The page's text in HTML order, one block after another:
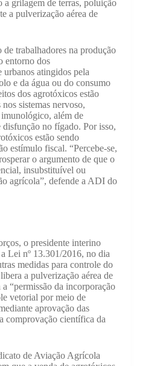
grilagem de terras, poluição
a pulverização aérea de
de trabalhadores na produção
entorno dos
urbanos atingidos pela
e da água ou do consumo
dos agrotóxicos estão
sistemas nervoso,
além de
disfunção no fígado. Por isso,
estão sendo
estímulo fiscal. “Percebe-se,
o argumento de que o
insubstituível ou
agrícola”, defende a ADI do
o presidente interino
Lei nº 13.301/2016, no dia
medidas para controle do
a pulverização aérea de
“permissão da incorporação
vetorial por meio de
aprovação das
comprovação científica da
de Aviação Agrícola